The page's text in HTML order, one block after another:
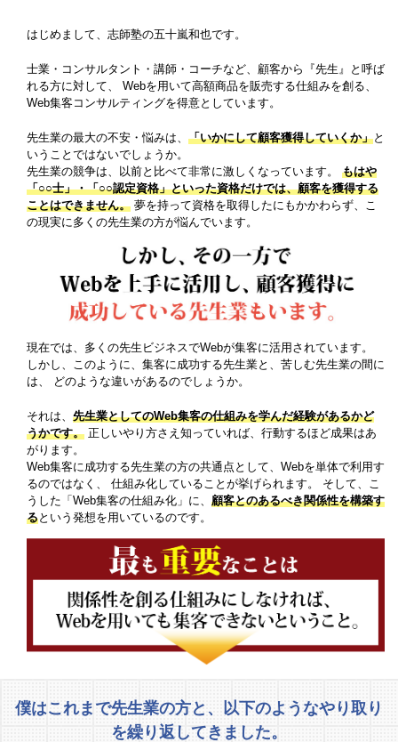
はじめまして、志師塾の五十嵐和也です。
士業・コンサルタント・講師・コーチなど、顧客から『先生』と呼ば
れる方に対して、
Webを用いて高額商品を販売する仕組みを創る、
Web集客コンサルティングを得意としています。
先生業の最大の不安・悩みは、 「いかにして顧客獲得していくか」と
いうことではないでしょうか。
先生業の競争は、以前と比べて非常に激しくなっています。
もはや
「○○士」・「○○認定資格」といった資格だけでは、顧客を獲得する
ことはできません。夢を持って資格を取得したにもかかわらず、こ
の現実に多くの先生業の方が悩んでいます。
現在では、多くの先生ビジネスでWebが集客に活用されています。
しかし、このように、集客に成功する先生業と、苦しむ先生業の間に
は、
どのような違いがあるのでしょうか。
それは、 先生業としてのWeb集客の仕組みを学んだ経験があるかど
うかです。正しいやり方さえ知っていれば、行動するほど成果はあ
がります。
Web集客に成功する先生業の方の共通点として、Webを単体で利用す
るのではなく、
仕組み化していることが挙げられます。
そして、こ
うした「Web集客の仕組み化」に、 顧客とのあるべき関係性を構築す
るという発想を用いているのです。
僕はこれまで先生業の方と、
以下のようなやり取り
を繰り返してきました。